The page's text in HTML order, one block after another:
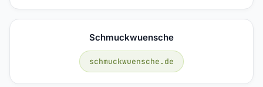
Schmuckwuensche
schmuckwuensche.de